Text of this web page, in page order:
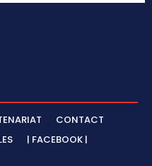
CONTACT
| FACEBOOK |